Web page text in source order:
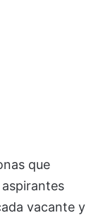
que
vacante y